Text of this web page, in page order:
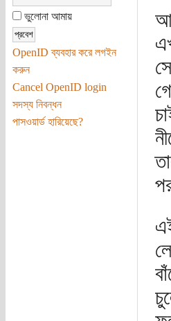
ভুলোনা আমায়
OpenID ব্যবহার করে লগইন
করুন
Cancel OpenID login
সদস্য নিবন্ধন
পাসওয়ার্ড হারিয়েছে?